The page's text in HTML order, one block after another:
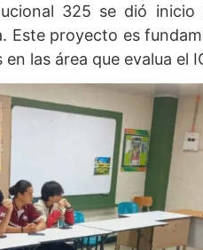
325 se dió
Este proyecto es
las área que evalua el